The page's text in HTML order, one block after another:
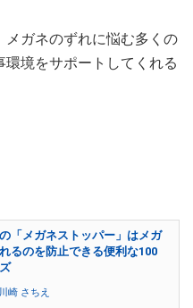
メガネのずれに悩む多くの
環境をサポートしてくれる
「メガネストッパー」はメガ
るのを防止できる便利な100
川崎 さちえ